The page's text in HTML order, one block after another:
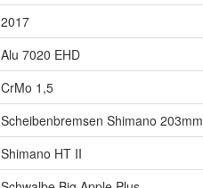
2017
Alu 7020 EHD
CrMo 1,5
Scheibenbremsen Shimano 203mm
Shimano HT II